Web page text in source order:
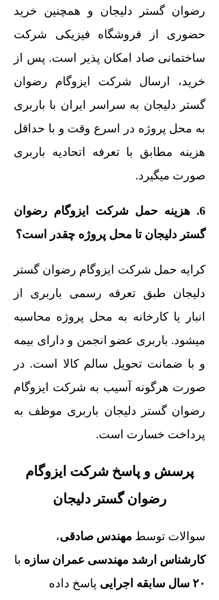
رضوان گستر دلیجان و همچنین خرید
حضوری از فروشگاه فیزیکی شرکت
ساختمانی صاد امکان پذیر است. پس از
خرید، ارسال شرکت ایزوگام رضوان
گستر دلیجان به سراسر ایران با باربری
به محل پروژه در اسرع وقت و با حداقل
هزینه مطابق با تعرفه اتحادیه باربری
صورت میگیرد.
6. هزینه حمل شرکت ایزوگام رضوان
گستر دلیجان تا محل پروژه چقدر است؟
کرایه حمل شرکت ایزوگام رضوان گستر
دلیجان طبق تعرفه رسمی باربری از
انبار یا کارخانه به محل پروژه محاسبه
میشود. باربری عضو انجمن و دارای بیمه
و با ضمانت تحویل سالم کالا است. در
صورت هرگونه آسیب به شرکت ایزوگام
رضوان گستر دلیجان باربری موظف به
پرداخت خسارت است.
پرسش و پاسخ شرکت ایزوگام
رضوان گستر دلیجان
سوالات توسط مهندس صادقی،
کارشناس ارشد مهندسی عمران سازه با
۲۰ سال سابقه اجرایی
پاسخ داده